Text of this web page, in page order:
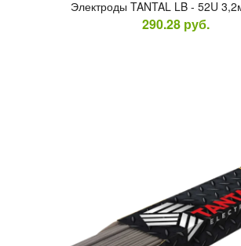
Элек­тро­ды TANTAL LB - 52U
290.28 руб.